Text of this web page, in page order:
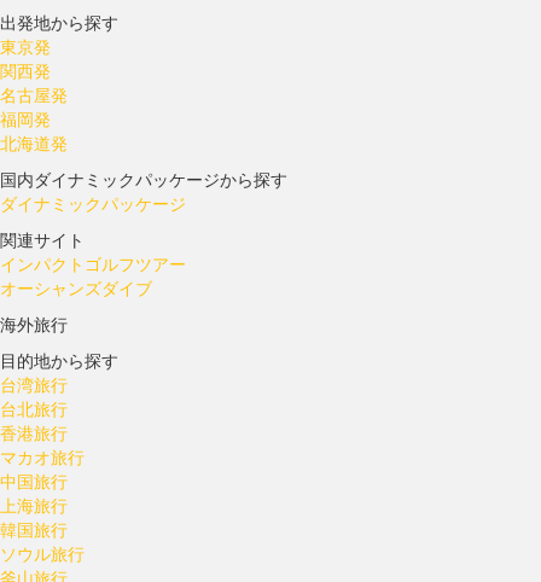
出発地から探す
東京発
関西発
名古屋発
福岡発
北海道発
国内ダイナミックパッケージから探す
ダイナミックパッケージ
関連サイト
インパクトゴルフツアー
オーシャンズダイブ
海外旅行
目的地から探す
台湾旅行
台北旅行
香港旅行
マカオ旅行
中国旅行
上海旅行
韓国旅行
ソウル旅行